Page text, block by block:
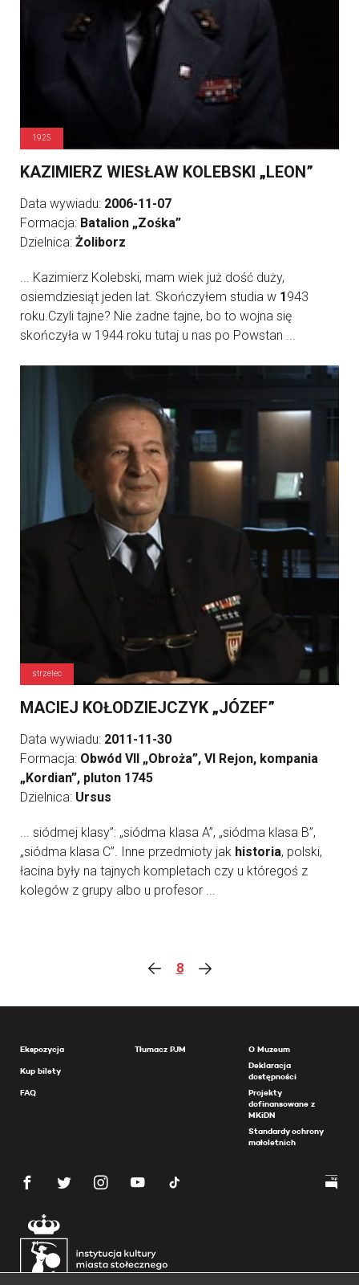
1925
KAZIMIERZ WIESŁAW KOLEBSKI „LEON”
Data wywiadu: 2006-11-07
Formacja: Batalion „Zośka”
Dzielnica: Żoliborz
... Kazimierz Kolebski, mam wiek już dość duży,
osiemdziesiąt jeden lat. Skończyłem studia w 1943
roku.Czyli tajne? Nie żadne tajne, bo to wojna się
skończyła w 1944 roku tutaj u nas po Powstan ...
strzelec
MACIEJ KOŁODZIEJCZYK „JÓZEF”
Data wywiadu: 2011-11-30
Formacja: Obwód VII „Obroża”, VI Rejon, kompania
„Kordian”, pluton 1745
Dzielnica: Ursus
... siódmej klasy”: „siódma klasa A”, „siódma klasa B”,
„siódma klasa C”. Inne przedmioty jak historia, polski,
łacina były na tajnych kompletach czy u któregoś z
kolegów z grupy albo u profesor ...
8
Ekspozycja
Kup bilety
FAQ
Tłumacz PJM
O Muzeum
Deklaracja
dostępności
Projekty
dofinansowane z
MKiDN
Standardy ochrony
małoletnich